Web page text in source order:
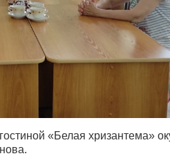
«Белая хризантема»